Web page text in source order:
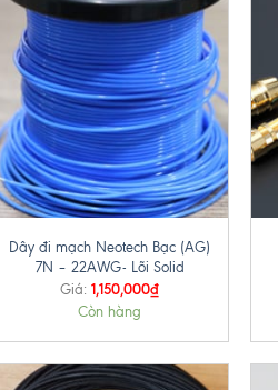
+
Dây đi mạch Neotech Bạc (AG)
7N – 22AWG- Lõi Solid
Giá: 1,150,000₫
Còn hàng